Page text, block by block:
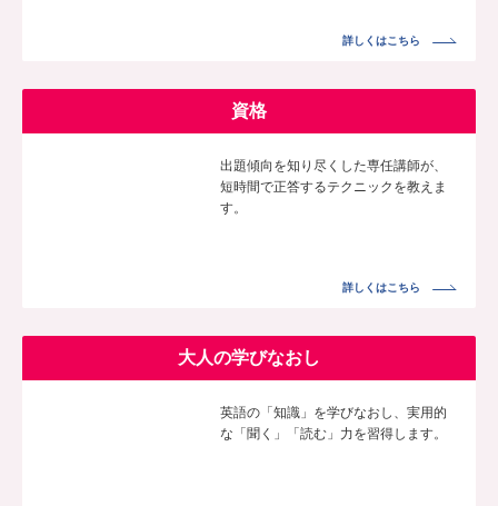
詳しくはこちら
資格
出題傾向を知り尽くした専任講師が、
短時間で正答するテクニックを教えま
す。
詳しくはこちら
大人の学びなおし
英語の「知識」を学びなおし、実用的
な「聞く」「読む」力を習得します。